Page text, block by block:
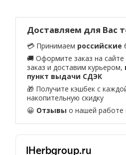
Доставляем для Вас
💳 Принимаем российские
🚚 Оформите заказ на
заказ и доставим курьером,
пункт выдачи СДЭК
🎁 Получите кэшбек с
накопительную скидку
😀 Отзывы о нашей